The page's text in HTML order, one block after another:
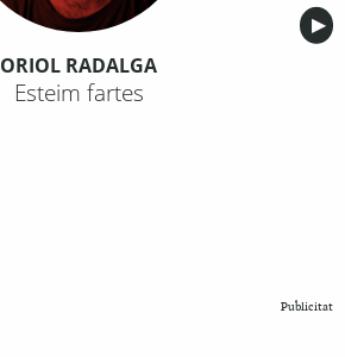
▶︎
ORIOL RADALGA
Esteim fartes
Publicitat